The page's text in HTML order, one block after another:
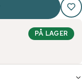
PÅ LAGER